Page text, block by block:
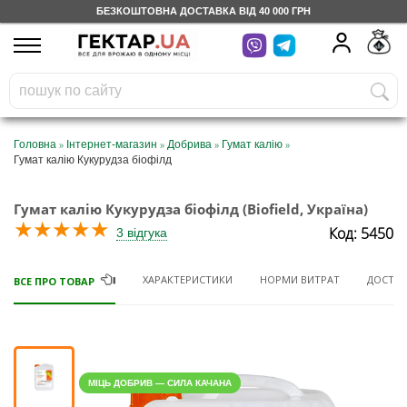
БЕЗКОШТОВНА ДОСТАВКА ВІД 40 000 ГРН
UA
На вашому
бонусному рахунку
грн
Безкоштовно по Україні
Категорії
Щоденник
Відгуки
Головна » Інтернет-магазин » Добрива » Гумат калію »
Гумат калію Кукурудза біофілд
Гумат калію Кукурудза біофілд (Biofield, Україна)
★★★★★ 3 відгука Код: 5450
ВСЕ ПРО ТОВАР ХАРАКТЕРИСТИКИ НОРМИ ВИТРАТ
МІЦЬ ДОБРИВ — СИЛА КАЧАНА